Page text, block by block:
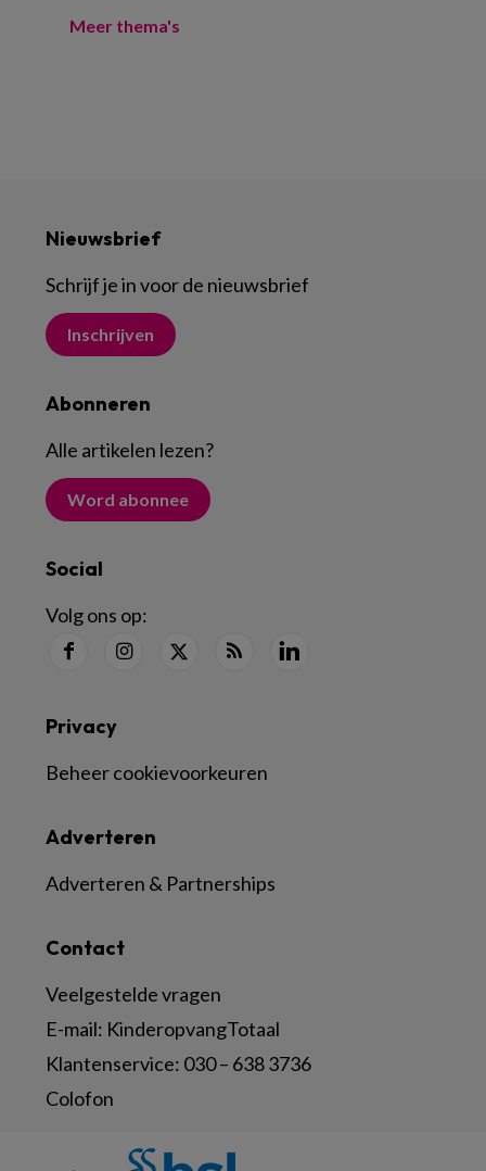
Meer thema's
Nieuwsbrief
Schrijf je in voor de nieuwsbrief
Inschrijven
Abonneren
Alle artikelen lezen?
Word abonnee
Social
Volg ons op:
Contact
Veelgestelde vragen
E-mail: KinderopvangTotaal
Klantenservice: 030 – 638 3736
Colofon
Adverteren
Adverteren & Partnerships
Privacy
Beheer cookievoorkeuren